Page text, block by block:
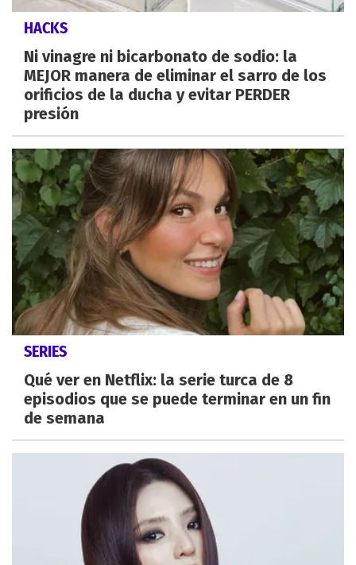
HACKS
Ni vinagre ni bicarbonato de sodio: la
MEJOR manera de eliminar el sarro de los
orificios de la ducha y evitar PERDER
presión
SERIES
Qué ver en Netflix: la serie turca de 8
episodios que se puede terminar en un fin
de semana